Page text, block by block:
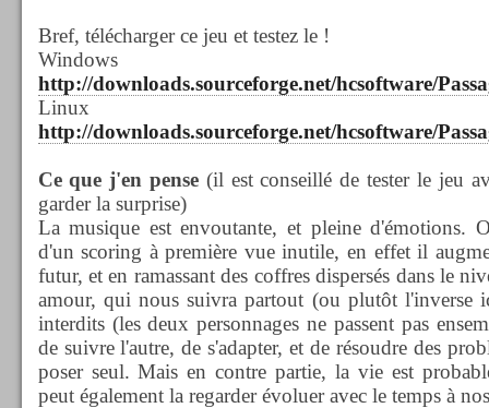
Bref, télécharger ce jeu et testez le !
http://downloads.sourceforge.net/hcsoftware/
http://downloads.sourceforge.net/hcsoftware/
Ce que j'en pense (il est conseillé de tester le jeu
garder la surprise)
La musique est envoutante, et pleine d'émotions.
d'un scoring à première vue inutile, en effet il
futur, et en ramassant des coffres dispersés dans le
amour, qui nous suivra partout (ou plutôt l'inverse
interdits (les deux personnages ne passent pas
de suivre l'autre, de s'adapter, et de résoudre des
poser seul. Mais en contre partie, la vie est
peut également la regarder évoluer avec le temps à